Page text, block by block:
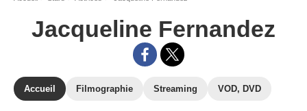
Jacqueline Fernandez
Accueil Filmographie Streaming VOD, DVD